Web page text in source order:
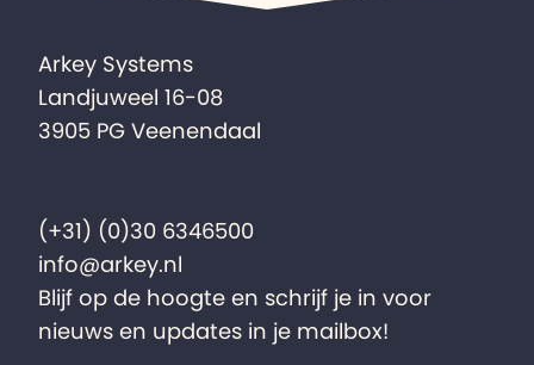
Arkey Systems
Landjuweel 16-08
3905 PG Veenendaal
(+31) (0)30 6346500
info@arkey.nl
Blijf op de hoogte en schrijf je in voor
nieuws en updates in je mailbox!